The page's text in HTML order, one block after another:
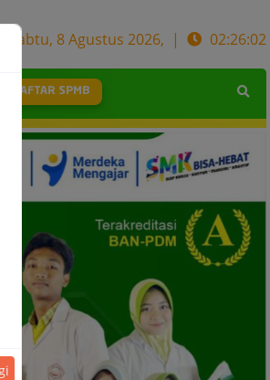
Sabtu, 8 Agustus 2026, | 02:26:03
DAFTAR SPMB